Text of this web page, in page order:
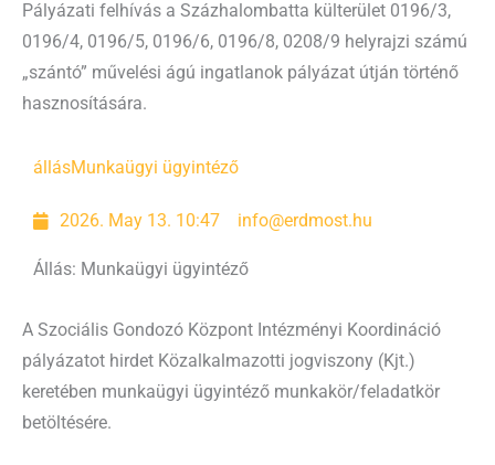
Pályázati felhívás a Százhalombatta külterület 0196/3,
0196/4, 0196/5, 0196/6, 0196/8, 0208/9 helyrajzi számú
„szántó” művelési ágú ingatlanok pályázat útján történő
hasznosítására.
állásMunkaügyi ügyintéző
2026. May 13. 10:47 info@erdmost.hu
Állás: Munkaügyi ügyintéző
A Szociális Gondozó Központ Intézményi Koordináció
pályázatot hirdet Közalkalmazotti jogviszony (Kjt.)
keretében munkaügyi ügyintéző munkakör/feladatkör
betöltésére.